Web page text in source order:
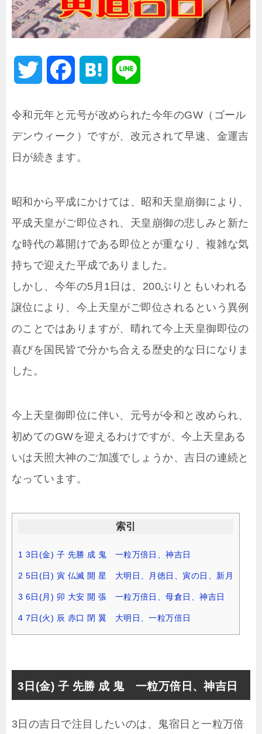
t e
o
k
令和元年と元号が改められた今年のGW（ゴール
デンウィーク）ですが、改元されて早速、金運吉
日が続きます。
昭和から平成にかけては、昭和天皇崩御により、
平成天皇がご即位され、天皇崩御の悲しみと新た
な時代の幕開けである即位とが重なり、複雑な気
持ちで迎えた平成でありました。
しかし、今年の5月1日は、200ぶりともいわれる
譲位により、今上天皇がご即位されるという異例
のことではありますが、晴れて今上天皇御即位の
喜びを国民皆で分かち合える歴史的な日になりま
した。
今上天皇御即位に伴い、元号が令和と改められ、
初めてのGWを迎えるわけですが、今上天皇ある
いは天照大神のご加護でしょうか、吉日の連続と
なっています。
索引
1 3日(金) 子 先勝 成 鬼 一粒万倍日、神吉日
2 5日(日) 寅 仏滅 開 星 大明日、月徳日、寅の日、新月
3 6日(月) 卯 大安 開 張 一粒万倍日、母倉日、神吉日
4 7日(火) 辰 赤口 閉 翼 大明日、一粒万倍日
3日(金) 子 先勝 成 鬼 一粒万倍日、神吉日
3日の吉日で注目したいのは、鬼宿日と一粒万倍